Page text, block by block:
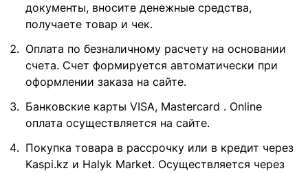
документы, вносите денежные средства,
получаете товар и чек.
Оплата по безналичному расчету на основании
счета. Счет формируется автоматически при
оформлении заказа на сайте.
Банковские карты VISA, Mastercard . Online
оплата осуществляется на сайте.
Покупка товара в рассрочку или в кредит через
Kaspi.kz и Halyk Market. Осуществляется через